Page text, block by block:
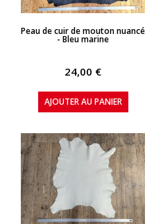
APERÇU RAPIDE
Peau de cuir de mouton nuancé
- Bleu marine
24,00 €
AJOUTER AU PANIER